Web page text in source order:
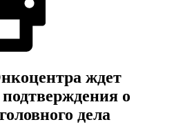
ждет
о
дела